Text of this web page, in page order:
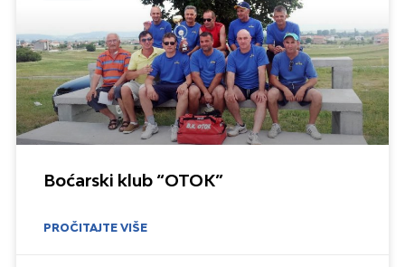
Boćarski klub “OTOK”
PROČITAJTE VIŠE